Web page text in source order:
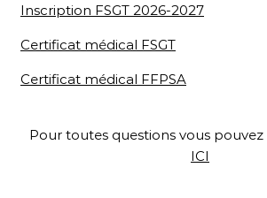
Inscription FSGT 2026-2027
Certificat médical FSGT
Certificat médical FFPSA
Pour toutes questions vous
ICI